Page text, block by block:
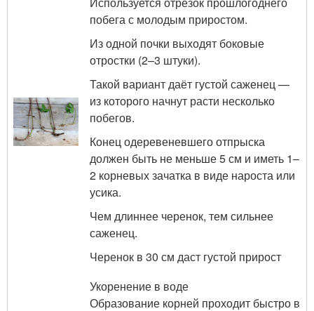
побега с молодым приростом.
Из одной почки выходят боковые
отростки (2–3 штуки).
Такой вариант даёт густой саженец —
из которого начнут расти несколько
побегов.
Конец одеревеневшего отпрыска
должен быть не меньше 5 см и иметь 1–
2 корневых зачатка в виде нароста или
усика.
Чем длиннее черенок, тем сильнее
саженец.
Черенок в 30 см даст густой прирост
Укоренение в воде
Образование корней проходит быстро в